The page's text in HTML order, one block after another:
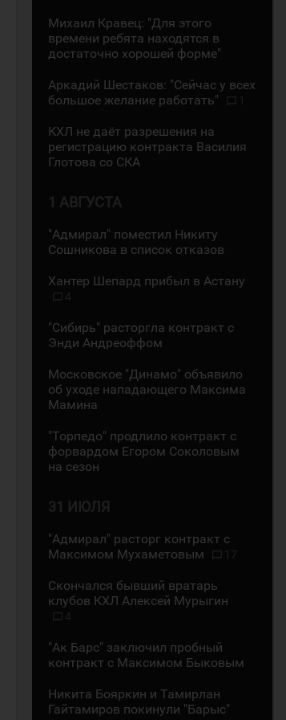
Михаил Кравец: "Для этого
времени ребята находятся в
достаточно хорошей форме"
Аркадий Шестаков: "Сейчас у всех
большое желание работать"
КХЛ не даёт разрешения на
регистрацию контракта Василия
Глотова со СКА
1 АВГУСТА
"Адмирал" поместил Никиту
Сошникова в список отказов
Хантер Шепард прибыл в Астану
4
"Сибирь" расторгла контракт с
Энди Андреоффом
Московское "Динамо" объявило
об уходе нападающего Максима
Мамина
"Торпедо" продлило контракт с
форвардом Егором Соколовым
на сезон
31 ИЮЛЯ
"Адмирал" расторг контракт с
Максимом Мухаметовым
17
Скончался бывший вратарь
клубов КХЛ Алексей Мурыгин
4
"Ак Барс" заключил пробный
контракт с Максимом Быковым
Никита Бояркин и Тамирлан
Гайтамиров покинули "Барыс"